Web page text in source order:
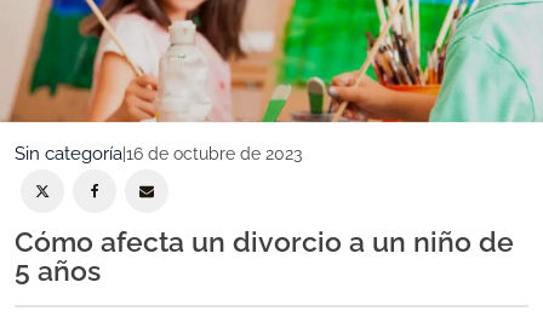
Sin categoría16 de octubre de 2023
Cómo afecta un divorcio a un niño de
5 años